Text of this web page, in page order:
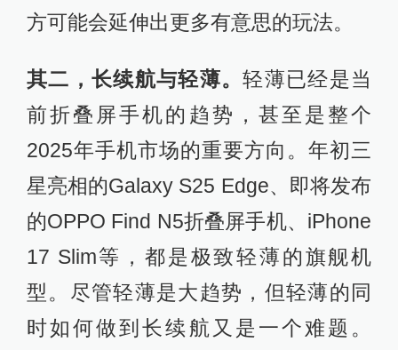
方可能会延伸出更多有意思的玩法。
其二，长续航与轻薄。轻薄已经是当
前折叠屏手机的趋势，甚至是整个
2025年手机市场的重要方向。年初三
星亮相的Galaxy S25 Edge、即将发布
的OPPO Find N5折叠屏手机、iPhone
17 Slim等，都是极致轻薄的旗舰机
型。尽管轻薄是大趋势，但轻薄的同
时如何做到长续航又是一个难题。